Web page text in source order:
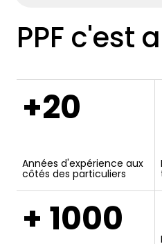
PPF c'est
+20
Années d'expérience aux
côtés des particuliers
+ 1000